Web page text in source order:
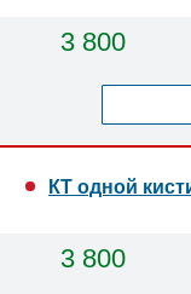
3 800
КТ одной
3 800